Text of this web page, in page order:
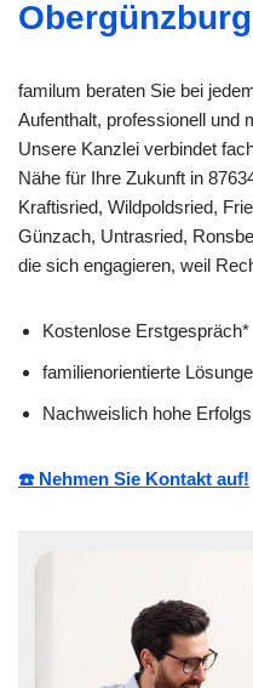
Obergünzburg
familum beraten Sie bei
Aufenthalt, professionell und
Unsere Kanzlei verbindet
Nähe für Ihre Zukunft in
Kraftisried, Wildpoldsried,
Günzach, Untrasried,
die sich engagieren, weil
Kostenlose Erstgespräch*
familienorientierte
Nachweislich hohe
☎️ Nehmen Sie Kontakt auf!